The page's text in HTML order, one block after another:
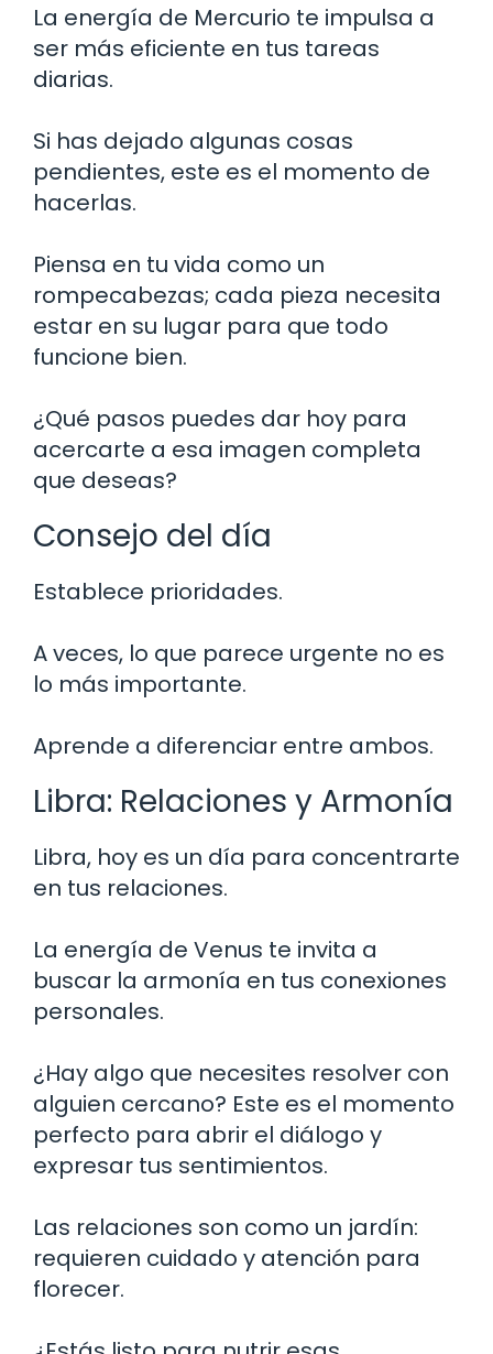
La energía de Mercurio te impulsa a
ser más eficiente en tus tareas
diarias.
Si has dejado algunas cosas
pendientes, este es el momento de
hacerlas.
Piensa en tu vida como un
rompecabezas; cada pieza necesita
estar en su lugar para que todo
funcione bien.
¿Qué pasos puedes dar hoy para
acercarte a esa imagen completa
que deseas?
Consejo del día
Establece prioridades.
A veces, lo que parece urgente no es
lo más importante.
Aprende a diferenciar entre ambos.
Libra: Relaciones y Armonía
Libra, hoy es un día para concentrarte
en tus relaciones.
La energía de Venus te invita a
buscar la armonía en tus conexiones
personales.
¿Hay algo que necesites resolver con
alguien cercano? Este es el momento
perfecto para abrir el diálogo y
expresar tus sentimientos.
Las relaciones son como un jardín:
requieren cuidado y atención para
florecer.